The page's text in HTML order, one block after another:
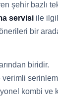
şehir bazlı
servisi ile
bir
biridir.
verimli
kombi ve